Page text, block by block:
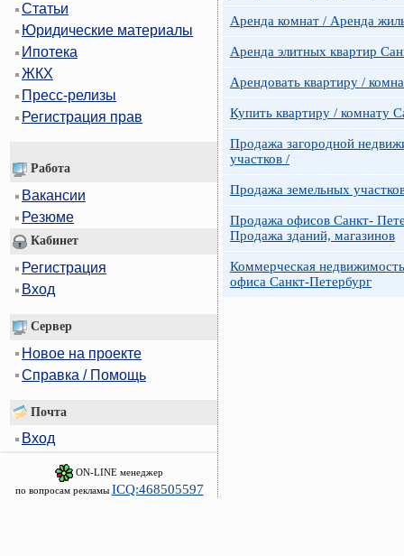
Статьи
Юридические материалы
Ипотека
ЖКХ
Пресс-релизы
Регистрация прав
Работа
Вакансии
Резюме
Кабинет
Регистрация
Вход
Сервер
Новое на проекте
Справка / Помощь
Почта
Вход
ON-LINE менеджер
по вопросам рекламы ICQ:468505597
Аренда комнат / Аренда
Аренда элитных квартир
Арендовать квартиру /
Купить квартиру / комнату
Продажа загородной
участков /
Продажа земельных
Продажа офисов Санкт-
Продажа зданий, магазинов
Коммерческая
офиса Санкт-Петербург